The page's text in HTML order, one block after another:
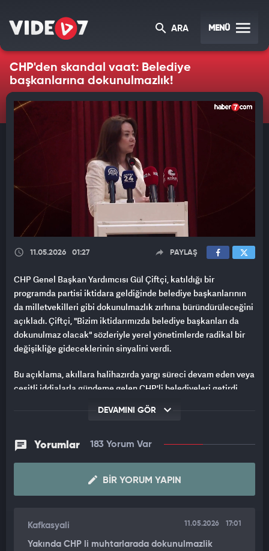
ARA MENÜ
CHP'den skandal vaat: Belediye
başkanlarına dokunulmazlık!
11.05.2026 01:27 PAYLAŞ
CHP Genel Başkan Yardımcısı Gül Çiftçi, katıldığı bir
programda partisi iktidara geldiğinde belediye başkanlarının
da milletvekilleri gibi dokunulmazlık zırhına büründürüleceğini
açıkladı. Çiftçi, "Bizim iktidarımızda belediye başkanları da
dokunulmaz olacak" sözleriyle yerel yönetimlerde radikal bir
değişikliğe gideceklerinin sinyalini verdi.
Bu açıklama, akıllara halihazırda yargı süreci devam eden veya
çeşitli iddialarla gündeme gelen CHP'li belediyeleri getirdi.
yerel yönetimlerde denetimi imkansız hale getireceği yönünde.
DEVAMINI GÖR
Yorumlar 183 Yorum Var
BIR YORUM YAPIN
Kafkasyali 11.05.2026 17:01
Yakında CHP li muhtarlarada dokunulmazlik